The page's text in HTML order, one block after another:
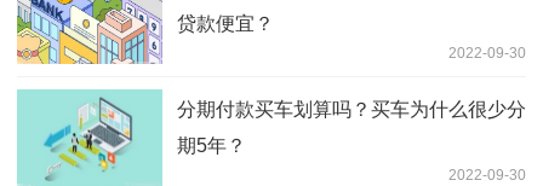
贷款便宜？
2022-09-30
分期付款买车划算吗？买车为什么很少分
期5年？
2022-09-30